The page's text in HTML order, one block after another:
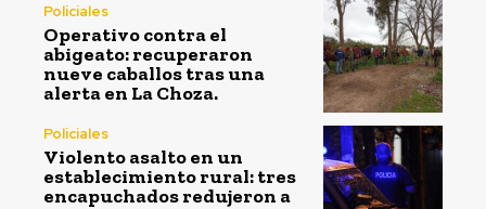
Policiales
Operativo contra el
abigeato: recuperaron
nueve caballos tras una
alerta en La Choza.
Policiales
Violento asalto en un
establecimiento rural: tres
encapuchados redujeron a